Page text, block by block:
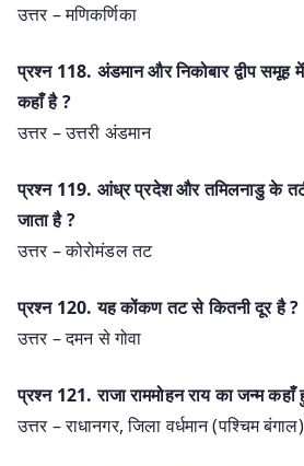
उत्तर – मणिकर्णिका
प्रश्‍न 118. अंडमान और निकोबार द्वीप समूह
कहाँ है ?
उत्तर – उत्तरी अंडमान
प्रश्‍न 119. आंध्र प्रदेश और तमिलनाडु के
जाता है ?
उत्तर – कोरोमंडल तट
प्रश्‍न 120. यह कोंकण तट से कितनी दूर है ?
उत्तर – दमन से गोवा
प्रश्‍न 121. राजा राममोहन राय का जन्म
उत्तर – राधानगर, जिला वर्धमान (पश्चिम बंगाल)